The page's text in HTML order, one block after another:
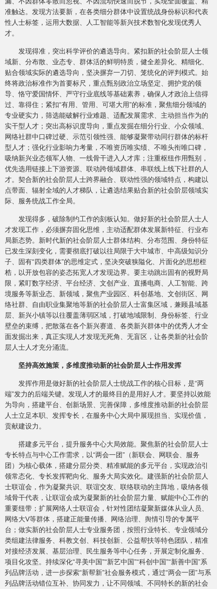
准触达。发现方法要新，在各类细分群体中设置统战身份标识和代表
性人士标签，运用大数据、人工智能等新兴技术数智化发现优秀人
才。
发现得准，突出科学评价的遴选导向。紧扣新的社会阶层人士领
域新、分布散、业态专、群体活的鲜明特质，健全差异化、精细化、
贴合领域实际的遴选导向，坚决摒弃一刀切、笼统化的评判模式。始
终将政治标准作为首要标尺，重点甄别政治立场坚定、拥护党的领
导、恪守爱国情怀、严守行业底线等基础素养，确保人才政治上信得
过、靠得住；紧扣“有用、管用、可堪大用”的标准，聚焦细分领域的
专业硬实力，筛选能破解行业难题、适配发展需求、主动担当作为的
实干型人才；突出高标识度导向，重点发掘在细分行业、小众领域、
网络社群中口碑过硬、示范引领性强、能够凝聚带动同行群体的标杆
型人才；强化行业影响力考量，不唯资历唯实绩、不唯头衔唯口碑，
吸纳新兴业态领军人物、一线骨干进入人才库；注重枢纽作用甄别，
优先选用链接上下游资源、联动跨领域群体、串联线上线下社群的人
才。契合新的社会阶层人士跨界融合、联动性强的领域特点，构建以
点带面、辐射全域的人才梯队，让遴选结果贴合新的社会阶层领域实
际、服务统战工作全局。
发现得多，破除制约工作的刻板认知。做好新的社会阶层人士人
才发现工作，必须摒弃固化思维，主动适配群体发展新特征、行业布
局新态势。新时代新的社会阶层人士群体结构、分布范围、身份特征
已发生深刻变化，需要彻底打破以往局限于大中城市、中高级知识分
子、固有“四类群体”的思维定式，坚决突破狭隘化、片面化的思想桎
梏，以开放包容的姿态拓宽人才发现边界。要主动跳出固有的视野局
限，紧盯数字经济、平台经济、文创产业、直播电商、人工智能、跨
境服务等新业态、新领域，聚焦产业园区、科创基地、文创街区、网
络社群、自由职业集聚地等新的社会阶层人士富集区域，兼顾县域基
层、新兴小镇等以往覆盖薄弱区域，打破地域限制、身份标签、行业
壁垒的束缚，把散落在各个新兴赛道、各类新兴群体中的优秀人才全
面发掘出来，真正实现人才发现无死角、无盲区，让各类新的社会阶
层人士人才充分涌流。
坚持高效施策，多维度推动新的社会阶层人士作用发挥
发挥作用是做好新的社会阶层人士统战工作的核心目标，是“两
端”发力的后端关键。发现人才的最终目的是用好人才。要坚持以效能
为导向，搭建平台、创新场景、完善保障，多维度推动新的社会阶层
人士立足本职、发挥专长，在服务中心大局中展现担当、实现价值，
贡献建设力。
搭建多元平台，提升服务中心大局效能。聚焦新的社会阶层人士
专长特点与中心工作需求，以“两会一团”（新联会、网联会、服务
团）为核心载体，搭建分层分类、精准赋能的多元平台，实现政治引
领常态化、专长发挥靶向化、服务大局实效化。建强新的社会阶层人
士联谊会，作为凝聚共识、联谊交友、联络联动的主阵地，吸纳各领
域骨干代表，让联谊会成为凝聚新的社会阶层力量、赋能中心工作的
重要纽带；扩展网络人士联谊会，针对性团结凝聚新媒体从业人员、
网络大V等群体，搭建正能量传播、网络治理、舆情引导的专属平
台；做实新的社会阶层人士专业服务团，按照行业特长、专业领域分
类组建法律服务、科教文创、科技创新、公益帮扶等特色团队，精准
对接经济发展、基层治理、民生服务等中心任务，开展定制化服务、
项目化攻坚。持续深化“寻美中国”“新艺中国”“科创中国”“新善中国”系
列品牌活动，进一步探索“新帮新”社会服务模式，通过“两会一团”与系
列品牌活动错位互补、协同发力，让不同领域、不同特长的新的社会